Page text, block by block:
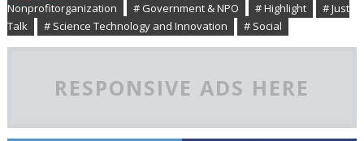
Nonprofitorganization
# Government & NPO # Highlight
# Just
Talk
# Science Technology and Innovation # Social
RESPONSIVE ADS HERE